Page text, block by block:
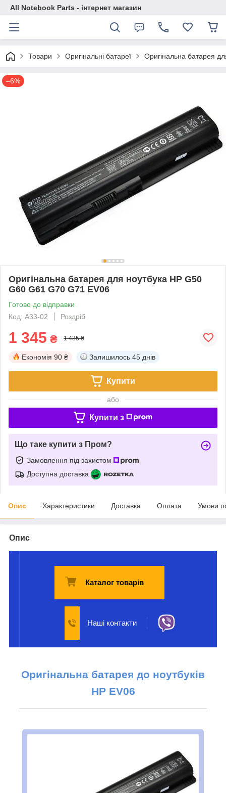
All Notebook Parts - інтернет магазин
Товари Оригінальні батареї Оригінальна батарея
–6%
Оригінальна батарея для ноутбука HP G50
G60 G61 G70 G71 EV06
Готово до відправки
Код: A33-02
Роздріб
1 345 ₴ 1 435 ₴
Економія 90 ₴ Залишилось 45 днів
Купити
або
Купити з
Що таке купити з Пром?
Замовлення під захистом
Доступна доставка
Опис Характеристики Доставка Оплата Умови
Опис
Каталог товарів
Наші контакти
Оригінальна батарея до ноутбуків
HP EV06